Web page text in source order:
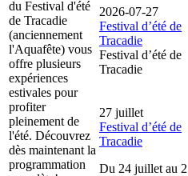
du Festival d'été
de Tracadie
(anciennement
l'Aquafête) vous
offre plusieurs
expériences
estivales pour
profiter
pleinement de
l'été. Découvrez
dès maintenant la
programmation
2026-07-27
Festival d’été de
Tracadie
Festival d’été de
Tracadie
27 juillet
Festival d’été de
Tracadie
Du 24 juillet au 2